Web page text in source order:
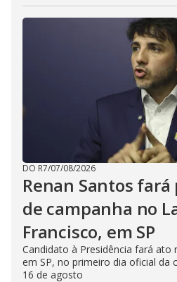
DO R7/07/08/2026
Renan Santos
de campanha no
Francisco, em SP
Candidato à Presidência fará ato
em SP, no primeiro dia oficial da
16 de agosto